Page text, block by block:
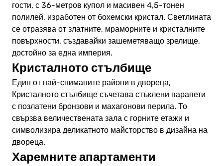
гости, с 36-метров купол и масивен 4,5-тонен
полилей, изработен от бохемски кристал. Светлината
се отразява от златните, мраморните и кристалните
повърхности, създавайки зашеметяващо зрелище,
достойно за една империя.
Кристалното стълбище
Един от най-сниманите райони в двореца,
Кристалното стълбище съчетава стъклени парапети
с позлатени бронзови и махагонови перила. То
свързва величествената зала с горните етажи и
символизира деликатното майсторство в дизайна на
двореца.
Харемните апартаменти